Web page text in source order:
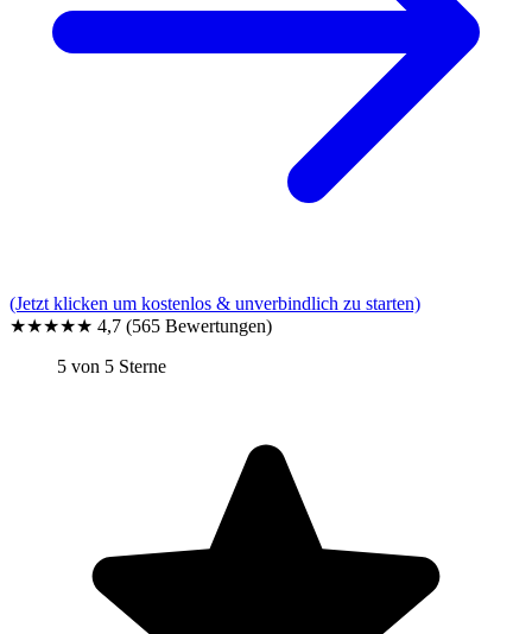
(Jetzt klicken um kostenlos & unverbindlich zu starten)
★★★★★ 4,7 (565 Bewertungen)
5 von 5 Sterne